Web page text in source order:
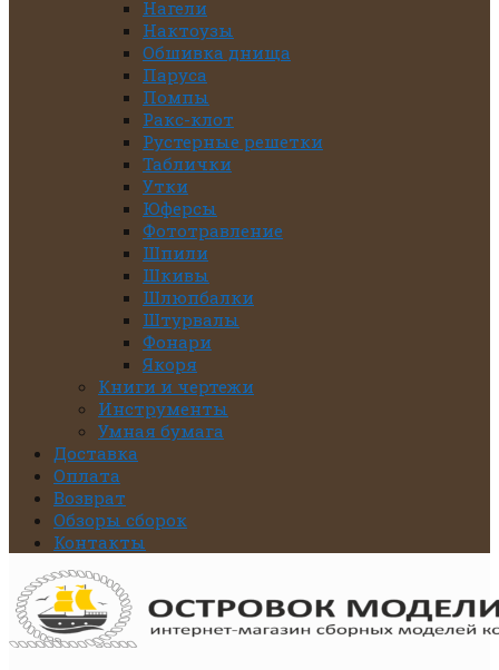
Нагели
Нактоузы
Обшивка днища
Паруса
Помпы
Ракс-клот
Рустерные решетки
Таблички
Утки
Юферсы
Фототравление
Шпили
Шкивы
Шлюпбалки
Штурвалы
Фонари
Якоря
Книги и чертежи
Инструменты
Умная бумага
Доставка
Оплата
Возврат
Обзоры сборок
Контакты